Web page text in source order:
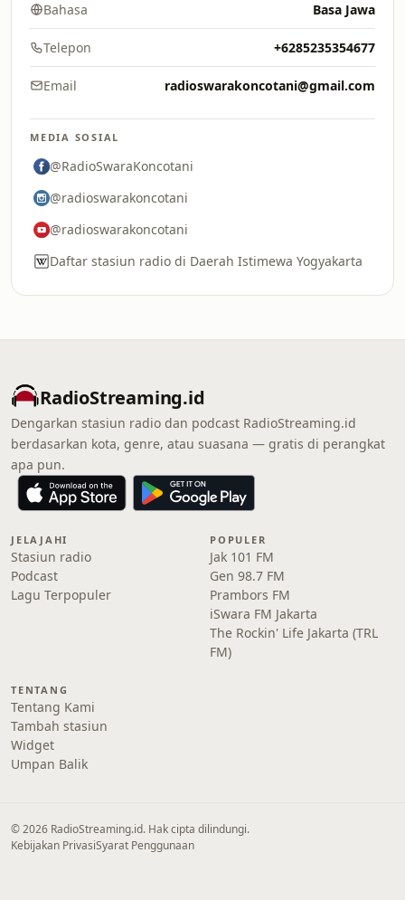
Bahasa Basa Jawa
Telepon +6285235354677
Email radioswarakoncotani@gmail.com
MEDIA SOSIAL
@RadioSwaraKoncotani
@radioswarakoncotani
@radioswarakoncotani
Daftar stasiun radio di Daerah Istimewa Yogyakarta
RadioStreaming.id
Dengarkan stasiun radio dan podcast RadioStreaming.id
berdasarkan kota, genre, atau suasana — gratis di perangkat
apa pun.
JELAJAHI
Stasiun radio
Podcast
Lagu Terpopuler
POPULER
Jak 101 FM
Gen 98.7 FM
Prambors FM
iSwara FM Jakarta
The Rockin' Life Jakarta (TRL
FM)
TENTANG
Tentang Kami
Tambah stasiun
Widget
Umpan Balik
© 2026 RadioStreaming.id. Hak cipta dilindungi.
Kebijakan PrivasiSyarat Penggunaan